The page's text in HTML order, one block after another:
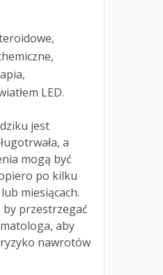
LED.
jest
a
mogą być
po kilku
miesiącach.
by przestrzegać
aby
nawrotów